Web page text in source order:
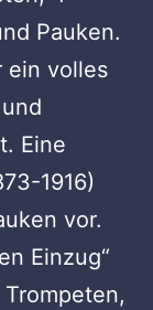
Pauken.
ein volles
Eine
1916)
vor.
Einzug“